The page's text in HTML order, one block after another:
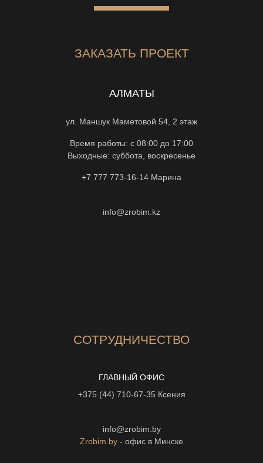
ЗАКАЗАТЬ ПРОЕКТ
АЛМАТЫ
ул. Маншук Маметовой 54, 2 этаж
Время работы: с 08:00 до 17:00
Выходные: суббота, воскресенье
+7 777 773-16-14 Марина
info@zrobim.kz
СОТРУДНИЧЕСТВО
ГЛАВНЫЙ ОФИС
+375 (44) 710-67-35 Ксения
info@zrobim.by
Zrobim.by - офис в Минске